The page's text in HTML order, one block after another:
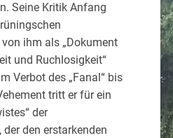
Seine Kritik Anfang
von ihm als „Dokument
und Ruchlosigkeit“
Verbot des „Fanal“ bis
tritt er für ein
der
den erstarkenden